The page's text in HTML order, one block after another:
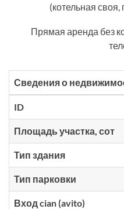
(котельная
Прямая аренда без
Сведения о
ID
Площадь участка, сот
Тип здания
Тип парковки
Вход cian (avito)